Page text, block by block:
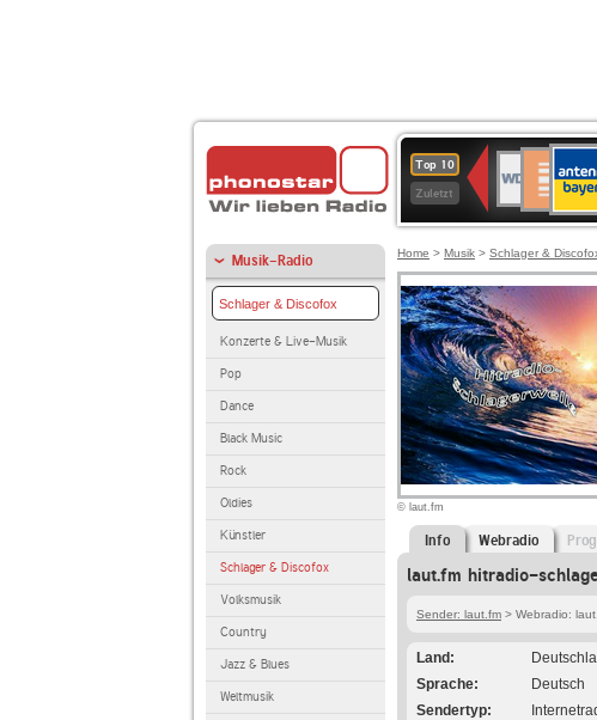
Top 10
Zuletzt
80er
90er
OLDIE
SWR3
4
Kultur
NDR
2
SWR1
Baden-
Musik-Radio
Schlager & Discofox
Konzerte & Live-Musik
Pop
Dance
Black Music
Rock
Oldies
Künstler
Schlager & Discofox
Volksmusik
Country
Jazz & Blues
Weltmusik
Home > Musik > Schlager &
© laut.fm
Info Webradio
laut.fm hitradio-
Sender: laut.fm > Webradio:
Land
Sprache
Deutsch
Sendertyp